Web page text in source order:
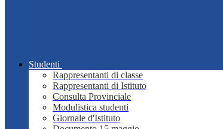
Studenti
Rappresentanti di classe
Rappresentanti di Istituto
Consulta Provinciale
Modulistica studenti
Giornale d'Istituto